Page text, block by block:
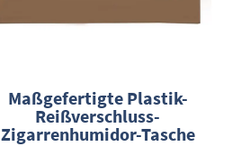
Maßgefertigte Plastik-
Reißverschluss-
Zigarrenhumidor-Tasche